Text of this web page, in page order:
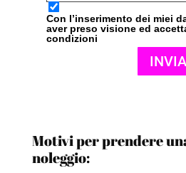
Con l’inserimento dei miei
aver preso visione ed
condizioni
Motivi per prendere
noleggio: